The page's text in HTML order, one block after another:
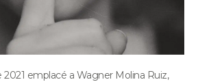
2021 emplacé a Wagner Molina Ruiz,